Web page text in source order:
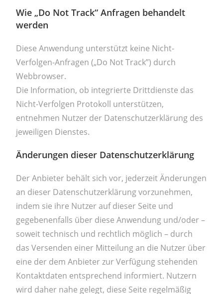
Wie „Do Not Track“ Anfragen behandelt
werden
Diese Anwendung unterstützt keine Nicht-
Verfolgen-Anfragen („Do Not Track”) durch
Webbrowser.
Die Information, ob integrierte Drittdienste das
Nicht-Verfolgen Protokoll unterstützen,
entnehmen Nutzer der Datenschutzerklärung des
jeweiligen Dienstes.
Änderungen dieser Datenschutzerklärung
Der Anbieter behält sich vor, jederzeit Änderungen
an dieser Datenschutzerklärung vorzunehmen,
indem sie ihre Nutzer auf dieser Seite und
gegebenenfalls über diese Anwendung und/oder –
soweit technisch und rechtlich möglich – durch
das Versenden einer Mitteilung an die Nutzer über
eine der dem Anbieter zur Verfügung stehenden
Kontaktdaten entsprechend informiert. Nutzern
wird daher nahe gelegt, diese Seite regelmäßig